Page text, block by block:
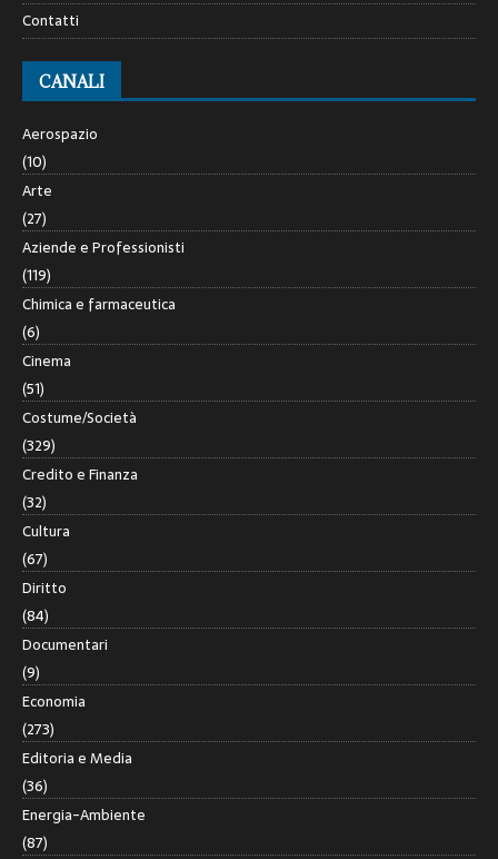
Contatti
CANALI
Aerospazio
(10)
Arte
(27)
Aziende e Professionisti
(119)
Chimica e farmaceutica
(6)
Cinema
(51)
Costume/Società
(329)
Credito e Finanza
(32)
Cultura
(67)
Diritto
(84)
Documentari
(9)
Economia
(273)
Editoria e Media
(36)
Energia-Ambiente
(87)